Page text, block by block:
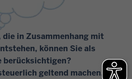
die in Zusammenhang mit
können Sie als
berücksichtigen?
geltend machen,